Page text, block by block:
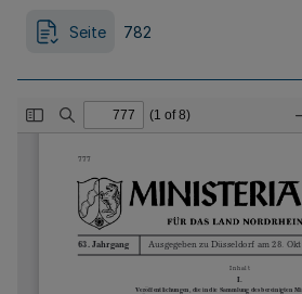
Seite 782